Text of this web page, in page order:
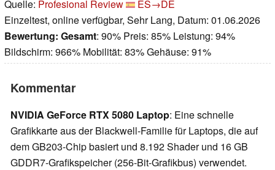
Quelle: Profesional Review
ES→DE
Einzeltest, online verfügbar, Sehr Lang, Datum: 01.06.2026
Bewertung: Gesamt: 90% Preis: 85% Leistung: 94%
Bildschirm: 966% Mobilität: 83% Gehäuse: 91%
Kommentar
NVIDIA GeForce RTX 5080 Laptop: Eine schnelle
Grafikkarte aus der Blackwell-Familie für Laptops, die auf
dem GB203-Chip basiert und 8.192 Shader und 16 GB
GDDR7-Grafikspeicher (256-Bit-Grafikbus) verwendet.